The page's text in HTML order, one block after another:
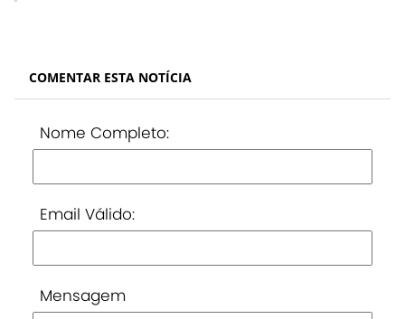
COMENTAR ESTA NOTÍCIA
Nome Completo:
Email Válido:
Mensagem